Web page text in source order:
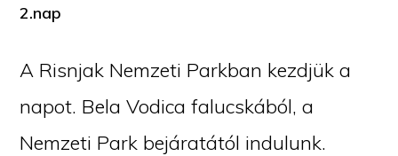
2.nap
A Risnjak Nemzeti Parkban kezdjük a
napot. Bela Vodica falucskából, a
Nemzeti Park bejáratától indulunk.